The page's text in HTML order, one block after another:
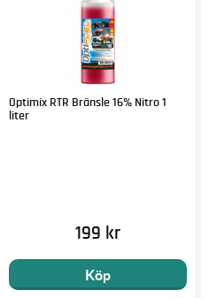
Optimix RTR Bränsle 16% Nitro 1
liter
199 kr
Köp